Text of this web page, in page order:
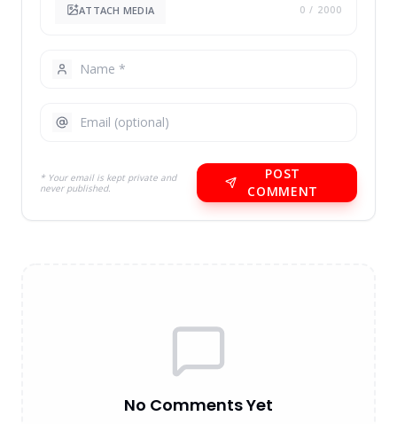
ATTACH MEDIA 0 / 2000
* Your email is kept private and
never published.
POST
COMMENT
No Comments Yet